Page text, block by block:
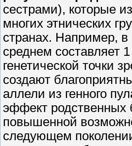
сестрами), которые
многих этнических
странах. Например, в
среднем составляет
генетической точки
создают
аллели из генного
эффект родственных
повышенной
следующем